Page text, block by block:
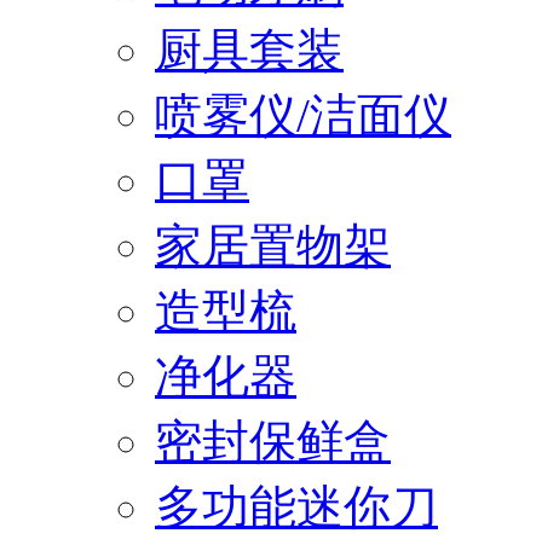
厨具套装
喷雾仪/洁面仪
口罩
家居置物架
造型梳
净化器
密封保鲜盒
多功能迷你刀